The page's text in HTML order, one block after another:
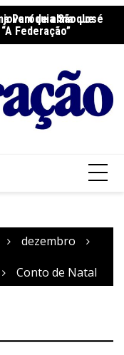
de alma que
Federação”
Paróquia São José
dezembro
Conto de Natal